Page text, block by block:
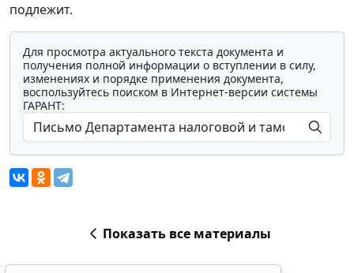
подлежит.
Для просмотра актуального текста документа и
получения полной информации о вступлении в силу,
изменениях и порядке применения документа,
воспользуйтесь поиском в Интернет-версии системы
ГАРАНТ:
Показать все материалы